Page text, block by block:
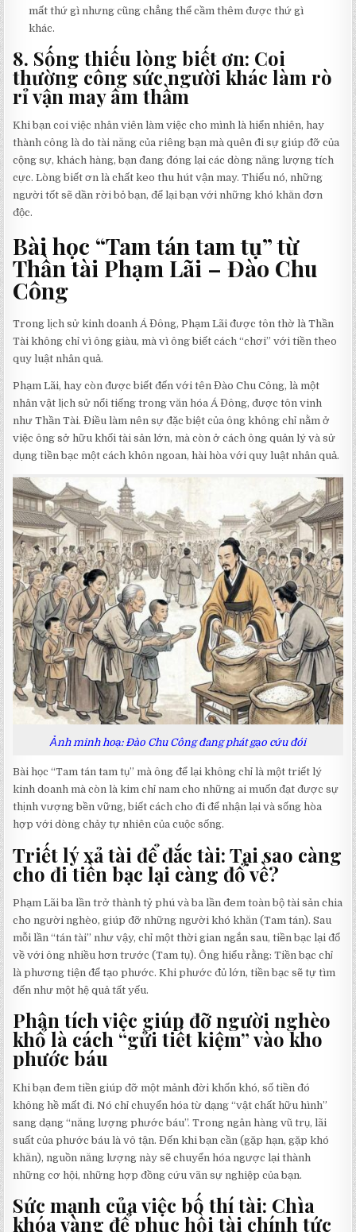
mất thứ gì nhưng cũng chẳng thể cầm thêm được thứ gì
khác.
8. Sống thiếu lòng biết ơn: Coi
thường công sức người khác làm rò
rỉ vận may âm thầm
Khi bạn coi việc nhân viên làm việc cho mình là hiển nhiên, hay
thành công là do tài năng của riêng bạn mà quên đi sự giúp đỡ của
cộng sự, khách hàng, bạn đang đóng lại các dòng năng lượng tích
cực. Lòng biết ơn là chất keo thu hút vận may. Thiếu nó, những
người tốt sẽ dần rời bỏ bạn, để lại bạn với những khó khăn đơn
độc.
Bài học “Tam tán tam tụ” từ
Thần tài Phạm Lãi – Đào Chu
Công
Trong lịch sử kinh doanh Á Đông, Phạm Lãi được tôn thờ là Thần
Tài không chỉ vì ông giàu, mà vì ông biết cách “chơi” với tiền theo
quy luật nhân quả.
Phạm Lãi, hay còn được biết đến với tên Đào Chu Công, là một
nhân vật lịch sử nổi tiếng trong văn hóa Á Đông, được tôn vinh
như Thần Tài. Điều làm nên sự đặc biệt của ông không chỉ nằm ở
việc ông sở hữu khối tài sản lớn, mà còn ở cách ông quản lý và sử
dụng tiền bạc một cách khôn ngoan, hài hòa với quy luật nhân quả.
Ảnh minh hoạ: Đào Chu Công đang phát gạo cứu đói
Bài học “Tam tán tam tụ” mà ông để lại không chỉ là một triết lý
kinh doanh mà còn là kim chỉ nam cho những ai muốn đạt được sự
thịnh vượng bền vững, biết cách cho đi để nhận lại và sống hòa
hợp với dòng chảy tự nhiên của cuộc sống.
Triết lý xả tài để đắc tài: Tại sao càng
cho đi tiền bạc lại càng đổ về?
Phạm Lãi ba lần trở thành tỷ phú và ba lần đem toàn bộ tài sản chia
cho người nghèo, giúp đỡ những người khó khăn (Tam tán). Sau
mỗi lần “tán tài” như vậy, chỉ một thời gian ngắn sau, tiền bạc lại đổ
về với ông nhiều hơn trước (Tam tụ). Ông hiểu rằng: Tiền bạc chỉ
là phương tiện để tạo phước. Khi phước đủ lớn, tiền bạc sẽ tự tìm
đến như một hệ quả tất yếu.
Phân tích việc giúp đỡ người nghèo
khổ là cách “gửi tiết kiệm” vào kho
phước báu
Khi bạn đem tiền giúp đỡ một mảnh đời khốn khó, số tiền đó
không hề mất đi. Nó chỉ chuyển hóa từ dạng “vật chất hữu hình”
sang dạng “năng lượng phước báu”. Trong ngân hàng vũ trụ, lãi
suất của phước báu là vô tận. Đến khi bạn cần (gặp hạn, gặp khó
khăn), nguồn năng lượng này sẽ chuyển hóa ngược lại thành
những cơ hội, những hợp đồng cứu vãn sự nghiệp của bạn.
Sức mạnh của việc bố thí tài: Chìa
khóa vàng để phục hồi tài chính tức